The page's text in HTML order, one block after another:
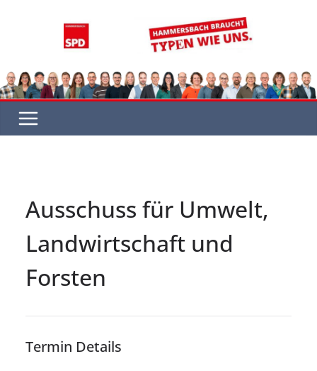
Ausschuss für Umwelt,
Landwirtschaft und
Forsten
Termin Details